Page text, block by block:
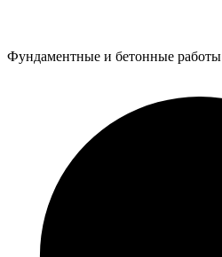
Фундаментные и бетонные работы